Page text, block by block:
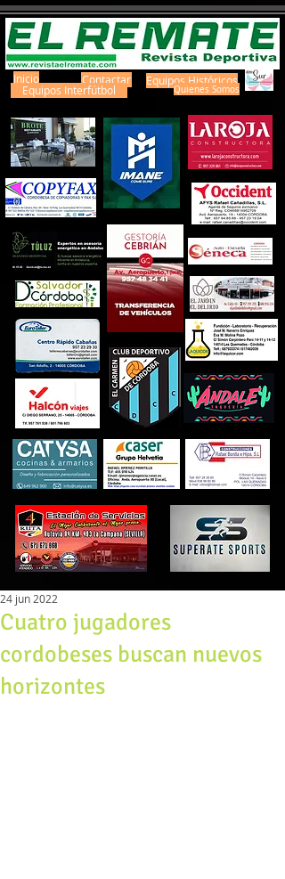
Inicio Contactar
Equipos Interfútbol
Equipos Históricos
Quienes Somos
Cuatro jugadores
cordobeses buscan nuevos
horizontes
24 jun 2022